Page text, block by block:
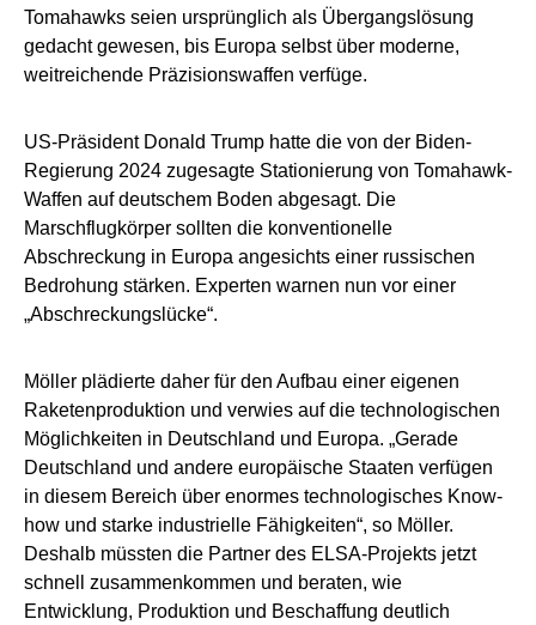
Tomahawks seien ursprünglich als Übergangslösung
gedacht gewesen, bis Europa selbst über moderne,
weitreichende Präzisionswaffen verfüge.
US-Präsident Donald Trump hatte die von der Biden-
Regierung 2024 zugesagte Stationierung von Tomahawk-
Waffen auf deutschem Boden abgesagt. Die
Marschflugkörper sollten die konventionelle
Abschreckung in Europa angesichts einer russischen
Bedrohung stärken. Experten warnen nun vor einer
„Abschreckungslücke“.
Möller plädierte daher für den Aufbau einer eigenen
Raketenproduktion und verwies auf die technologischen
Möglichkeiten in Deutschland und Europa. „Gerade
Deutschland und andere europäische Staaten verfügen
in diesem Bereich über enormes technologisches Know-
how und starke industrielle Fähigkeiten“, so Möller.
Deshalb müssten die Partner des ELSA-Projekts jetzt
schnell zusammenkommen und beraten, wie
Entwicklung, Produktion und Beschaffung deutlich